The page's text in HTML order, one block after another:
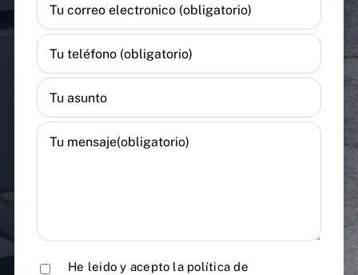
He leido y acepto la política de